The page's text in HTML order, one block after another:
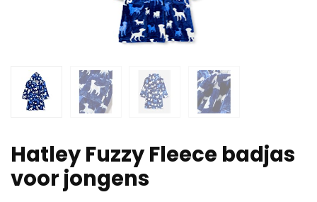
Hatley Fuzzy Fleece badjas
voor jongens